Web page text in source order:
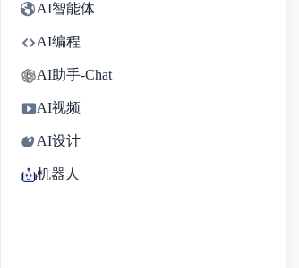
AI智能体
AI编程
AI助手-Chat
AI视频
AI设计
机器人